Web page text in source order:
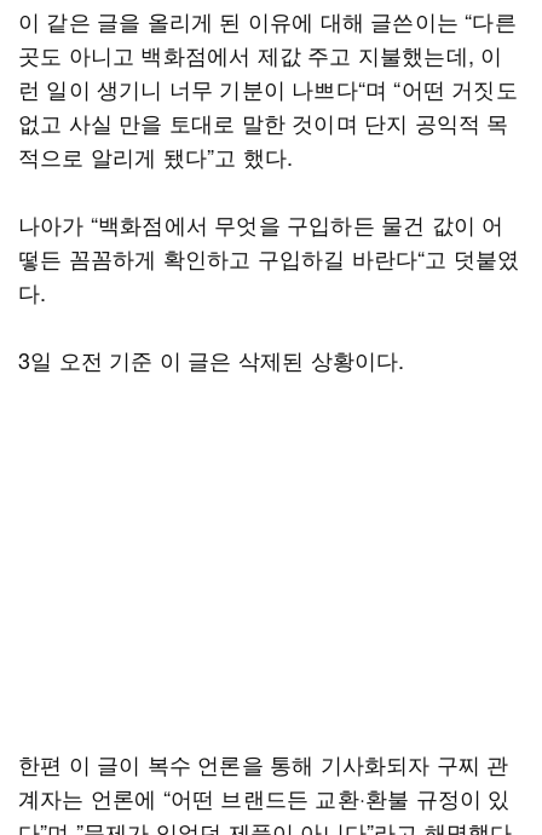
이 같은 글을 올리게 된 이유에 대해 글쓴이는 “다른
곳도 아니고 백화점에서 제값 주고 지불했는데, 이
런 일이 생기니 너무 기분이 나쁘다“며 “어떤 거짓도
없고 사실 만을 토대로 말한 것이며 단지 공익적 목
적으로 알리게 됐다”고 했다.
나아가 “백화점에서 무엇을 구입하든 물건 값이 어
떻든 꼼꼼하게 확인하고 구입하길 바란다“고 덧붙였
다.
3일 오전 기준 이 글은 삭제된 상황이다.
한편 이 글이 복수 언론을 통해 기사화되자 구찌 관
계자는 언론에 “어떤 브랜드든 교환·환불 규정이 있